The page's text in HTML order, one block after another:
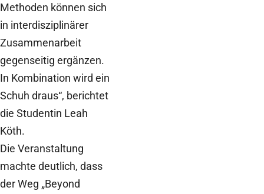
Methoden können sich
in interdisziplinärer
Zusammenarbeit
gegenseitig ergänzen.
In Kombination wird ein
Schuh draus“, berichtet
die Studentin Leah
Köth.
Die Veranstaltung
machte deutlich, dass
der Weg „Beyond